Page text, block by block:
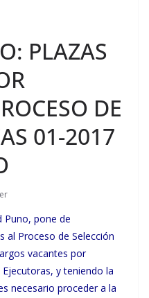
PLAZAS
DE
01-2017
Puno, pone de
al Proceso de Selección
vacantes por
y teniendo la
necesario proceder a la